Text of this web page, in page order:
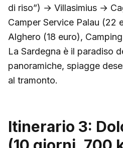
di riso”) → Villasimius →
Camper Service Palau (22
Alghero (18 euro),
La Sardegna è il paradiso
panoramiche, spiagge
al tramonto.
Itinerario 3: